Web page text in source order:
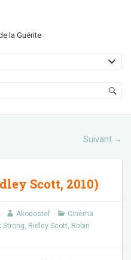
la Guérite
Suivant →
Scott, 2010)
Akodostef
Cinéma
Strong, Ridley Scott, Robin